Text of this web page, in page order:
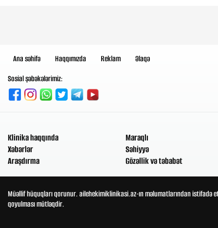
Ana səhifə Haqqımızda Reklam
Əlaqə
Sosial şəbəkələrimiz:
Klinika haqqında
Xəbərlər
Araşdırma
Maraqlı
Səhiyyə
Gözəllik və təbabət
Müəllif hüquqları qorunur. ailehekimiklinikasi.az-ın məlumatlarından
qoyulması mütləqdir.